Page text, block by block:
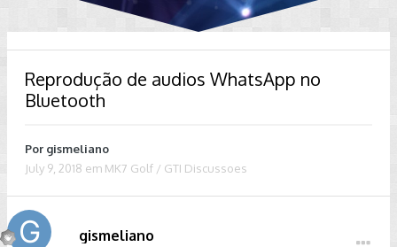
Reprodução de audios WhatsApp no
Bluetooth
Por gismeliano
July 9, 2018 em MK7 Golf / GTI Discussoes
gismeliano